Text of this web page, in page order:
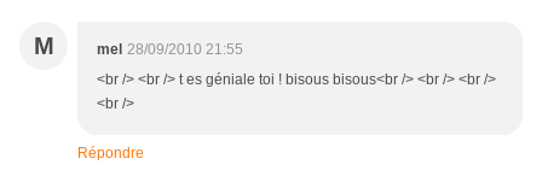
M mel 28/09/2010 21:55
<br /> <br /> t es géniale toi ! bisous bisous<br /> <br /> <br />
<br />
Répondre